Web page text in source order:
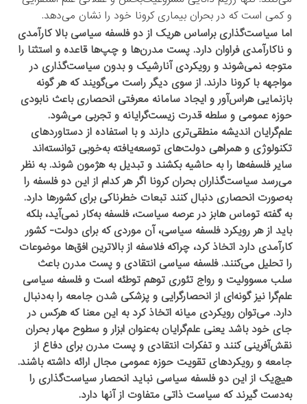
و کمی است که در بحران بیماری کرونا خود را نشان می‌دهد.
اما سیاست‌گذاری براساس هریک از دو فلسفه سیاسی بالا کارآمدی
و ناکارآمدی فراوان دارد. پست مدرن‌ها و چپ‌ها قاعده و استثنا را
متوجه نمی‌شوند و رویکردی آنارشیک و بدون سیاست‌گذاری در
مواجهه با کرونا دارند. از سوی دیگر راست می‌گویند که هر گونه
بازنمایی هراس‌آور و ایجاد سامانه معرفتی انحصاری باعث نابودی
حوزه عمومی و سلطه قدرت زیست‌گرایانه و تجربی می‌شود.
علم‌گرایان اندیشه منطقی‌تری دارند و با استفاده از دستاوردهای
تکنولوژی و همراهی دولت‌های توسعه‌یافته به‌خوبی توانسته‌اند
سایر فلسفه‌ها را به حاشیه بکشند و تبدیل به هژمون شوند. به نظر
می‌رسد سیاست‌گذاران بحران کرونا اگر هر کدام از این دو فلسفه را
به‌صورت انحصاری دنبال کنند تبعات خطرناکی برای کشورها دارد.
به گفته توماس ‌هابز در عرصه سیاست، فلسفه به‌کار نمی‌آید، بلکه
باید از هر رویکرد فلسفه سیاسی، آن موردی که برای دولت- کشور
کارآمدی دارد اتخاذ کرد، چراکه فلاسفه از بالاترین افق‌ها موضوعات
را تحلیل می‌کنند. فلسفه سیاسی انتقادی و پست مدرن باعث
سلب مسوولیت و رواج تئوری توهم توطئه است و فلسفه سیاسی
علم‌گرا نیز گونه‌ای از انحصارگرایی و پزشکی شدن جامعه را به‌دنبال
دارد. می‌توان رویکردی میانه اتخاذ کرد به این معنا که هرکس در
جای خود باشد یعنی علم‌گرایان به‌عنوان ابزار و سطوح مهار بحران
نقش‌آفرینی کنند و تفکرات انتقادی و پست مدرن برای دفاع از
جامعه و رویکردهای تقویت حوزه عمومی مجال ارائه داشته باشند.
هیچ‌یک از این دو فلسفه سیاسی نباید انحصار سیاست‌گذاری را
به‌دست گیرند که سیاست ذاتی متفاوت از آنها دارد.